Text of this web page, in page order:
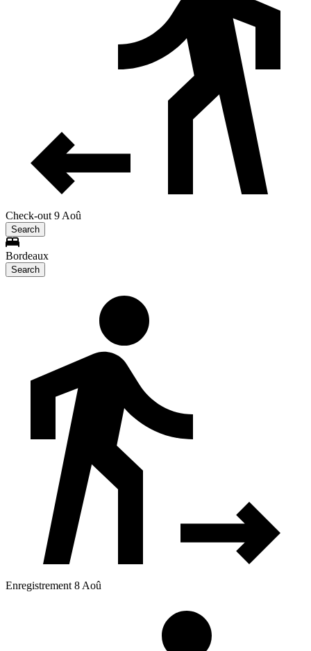
Check-out 9 Aoû
Search
Bordeaux
Search
Enregistrement 8 Aoû